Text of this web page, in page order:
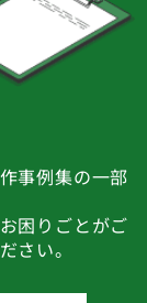
事例集の一部
困りごとがご
さい。